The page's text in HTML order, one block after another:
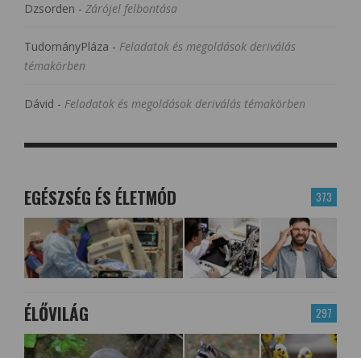
Dzsorden - Zárójel felbontása
TudományPláza - Feladatok és megoldások deriválás
témakörben
Dávid - Feladatok és megoldások deriválás témakörben
373
EGÉSZSÉG ÉS ÉLETMÓD
297
ÉLŐVILÁG